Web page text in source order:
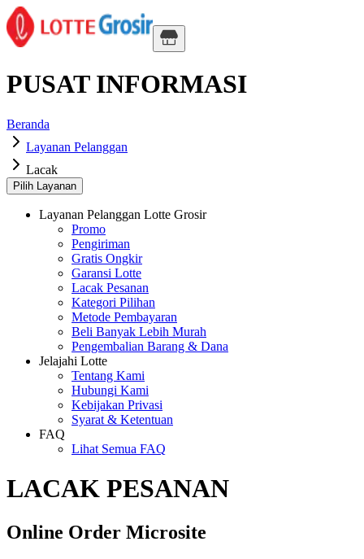
PUSAT INFORMASI
Beranda
Layanan Pelanggan
Lacak
Pilih Layanan
Layanan Pelanggan Lotte Grosir
Promo
Pengiriman
Gratis Ongkir
Garansi Lotte
Lacak Pesanan
Kategori Pilihan
Metode Pembayaran
Beli Banyak Lebih Murah
Pengembalian Barang & Dana
Jelajahi Lotte
Tentang Kami
Hubungi Kami
Kebijakan Privasi
Syarat & Ketentuan
FAQ
Lihat Semua FAQ
LACAK PESANAN
Online Order Microsite